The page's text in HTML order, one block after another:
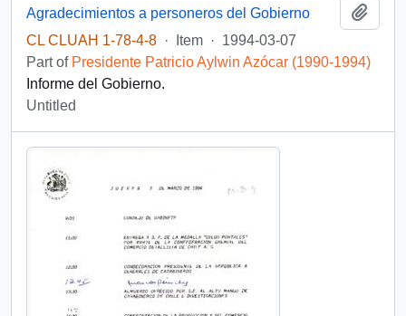
Agradecimientos a personeros del Gobierno
CL CLUAH 1-78-4-8 · Item · 1994-03-07
Part of Presidente Patricio Aylwin Azócar (1990-1994)
Informe del Gobierno.
Untitled